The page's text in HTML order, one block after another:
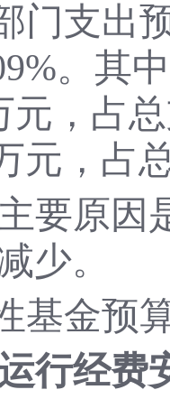
门支出
。其
元，占
元，占
要原因
少。
基金预
行经费